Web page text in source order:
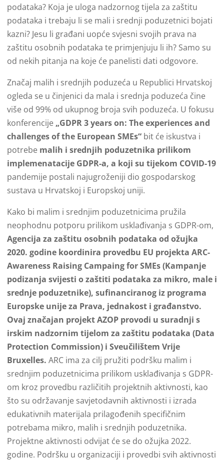
podataka? Koja je uloga nadzornog tijela za zaštitu
podataka i trebaju li se mali i srednji poduzetnici bojati
kazni? Jesu li građani uopće svjesni svojih prava na
zaštitu osobnih podataka te primjenjuju li ih? Samo su
od nekih pitanja na koje će panelisti dati odgovore.
Značaj malih i srednjih poduzeća u Republici Hrvatskoj
ogleda se u činjenici da mala i srednja poduzeća čine
više od 99% od ukupnog broja svih poduzeća. U fokusu
konferencije„GDPR 3 years on: The experiences and
challenges of the European SMEs“ bit će iskustva i
potrebe malih i srednjih poduzetnika prilikom
implemenatacije GDPR-a, a koji su tijekom COVID-19
pandemije postali najugroženiji dio gospodarskog
sustava u Hrvatskoj i Europskoj uniji.
Kako bi malim i srednjim poduzetnicima pružila
neophodnu potporu prilikom usklađivanja s GDPR-om,
Agencija za zaštitu osobnih podataka od ožujka
2020. godine koordinira provedbu EU projekta ARC-
Awareness Raising Campaing for SMEs (Kampanje
podizanja svijesti o zaštiti podataka za mikro, male i
srednje poduzetnike), sufinanciranog iz programa
Europske unije za Prava, jednakost i građanstvo.
Ovaj značajan projekt AZOP provodi u suradnji s
irskim nadzornim tijelom za zaštitu podataka (Data
Protection Commission) i Sveučilištem Vrije
Bruxelles. ARC ima za cilj pružiti podršku malim i
srednjim poduzetnicima prilikom usklađivanja s GDPR-
om kroz provedbu različitih projektnih aktivnosti, kao
što su održavanje savjetodavnih aktivnosti i izrada
edukativnih materijala prilagođenih specifičnim
potrebama mikro, malih i srednjih poduzetnika.
Projektne aktivnosti odvijat će se do ožujka 2022.
godine. Podršku u organizaciji i provedbi svih aktivnosti